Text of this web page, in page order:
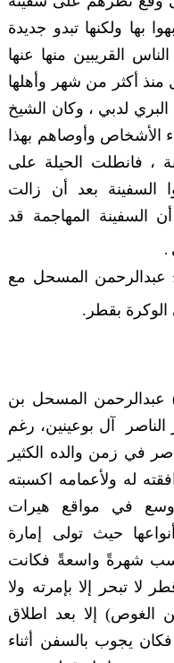
بها ولكنها تبدو جديدة
القريبين منها عنها
منذ أكثر من شهر وأهلها
البري لدبي ، وكان الشيخ
الأشخاص وأوصاهم بهذا
، فانطلت الحيلة على
السفينة بعد أن زالت
السفينة المهاجمة قد
.
عبدالرحمن المسحل مع
الوكرة بقطر.
عبدالرحمن المسحل بن
آل بوعينين، رغم
في زمن والده الكثير
له ولأعمامه اكسبته
في مواقع هيرات
حيث تولى إمارة
شهرةً واسعةً فكانت
تبحر إلا بإمرته ولا
الغوص) إلا بعد اطلاق
فكان يجوب بالسفن أثناء